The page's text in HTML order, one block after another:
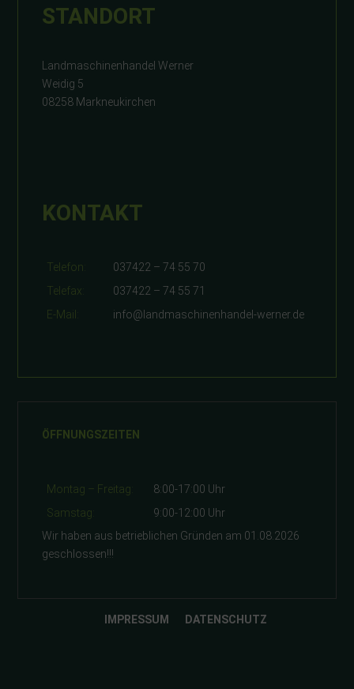
STANDORT
Landmaschinenhandel Werner
Weidig 5
08258 Markneukirchen
KONTAKT
Telefon:
037422 – 74 55 70
Telefax:
037422 – 74 55 71
E-Mail:
info@landmaschinenhandel-werner.de
ÖFFNUNGSZEITEN
Montag – Freitag:
8:00-17:00 Uhr
Samstag:
9:00-12:00 Uhr
Wir haben aus betrieblichen Gründen am 01.08.2026
geschlossen!!!
IMPRESSUM DATENSCHUTZ